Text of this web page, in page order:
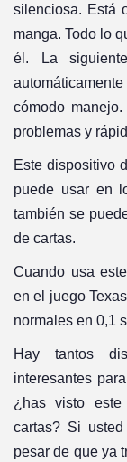
silenciosa. Está
manga. Todo lo
él. La
cómodo
problemas y
Este dispositivo
puede usar en
también se
de cartas.
Cuando usa
en el juego
normales en 0,1
Hay tantos
interesantes
¿has visto este
cartas? Si
pesar de que ya